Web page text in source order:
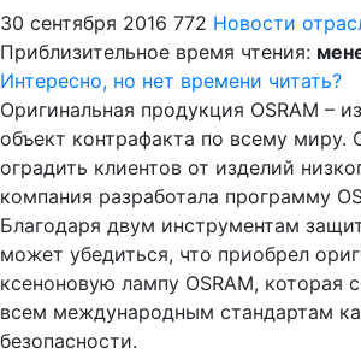
30 сентября 2016 772 Новости
Приблизительное время чтения:
Интересно, но нет времени читать?
Оригинальная продукция OSRAM –
объект контрафакта по всему миру.
оградить клиентов от изделий
компания разработала программу
Благодаря двум инструментам
может убедиться, что приобрел
ксеноновую лампу OSRAM, которая
всем международным стандартам
безопасности.